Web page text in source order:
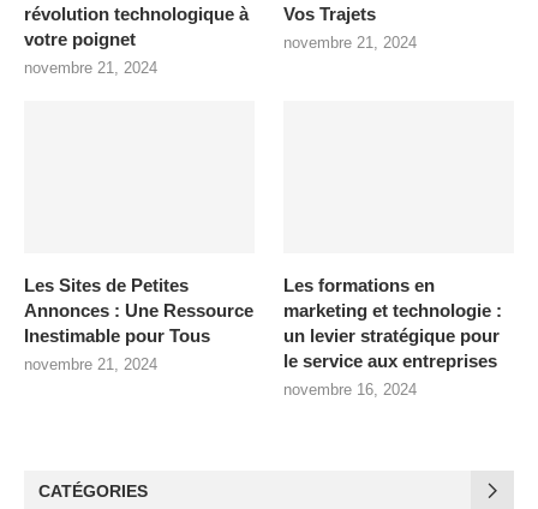
révolution technologique à
votre poignet
novembre 21, 2024
Vos Trajets
novembre 21, 2024
Les Sites de Petites
Annonces : Une Ressource
Inestimable pour Tous
novembre 21, 2024
Les formations en
marketing et technologie :
un levier stratégique pour
le service aux entreprises
novembre 16, 2024
CATÉGORIES